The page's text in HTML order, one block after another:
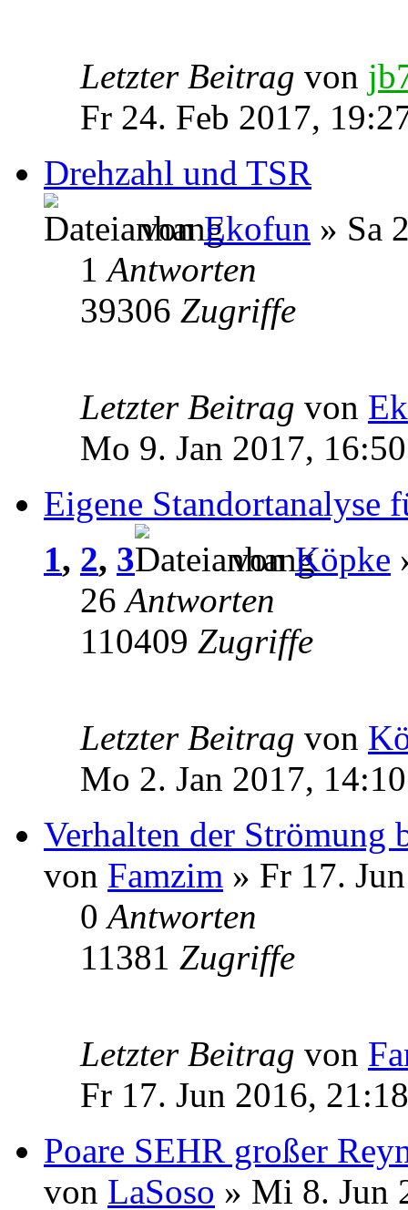
Letzter Beitrag von
Fr 24. Feb 2017,
Drehzahl und TSR
vonEkofun » Sa
1Antworten
39306 Zugriffe
Letzter Beitrag von
Mo 9. Jan 2017, 16:50
Eigene Standortanalyse
1, 2, 3 vonKöpke
26Antworten
110409 Zugriffe
Letzter Beitrag von
Mo 2. Jan 2017, 14:10
Verhalten der Strömung
von Famzim » Fr 17.
0Antworten
11381 Zugriffe
Letzter Beitrag von
Fr 17. Jun 2016, 21:18
Poare SEHR großer
von LaSoso » Mi 8. Jun